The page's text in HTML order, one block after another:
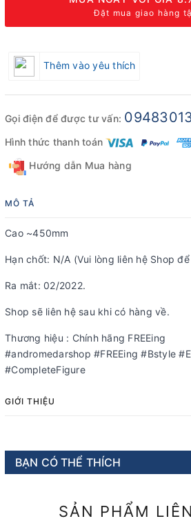
Đặt mua giao hàng
Thêm vào yêu thích
Gọi điện để được tư vấn:
Hình thức thanh toán
Hướng dẫn Mua hàng
MÔ TẢ
Cao ~450mm
Hạn chốt: N/A (Vui lòng liên hệ Shop
Ra mắt: 02/2022.
Shop sẽ liên hệ sau khi có hàng về.
Thương hiệu : Chính hãng FREEing
#andromedarshop #FREEing #Bstyle
#CompleteFigure
GIỚI THIỆU
BẠN CÓ THỂ THÍCH
SẢN PHẨM